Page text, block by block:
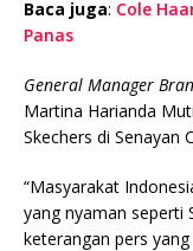
Baca juga: Cole
Panas
General Manager
Martina Harianda
Skechers di Senayan
“Masyarakat
yang nyaman seperti
keterangan pers